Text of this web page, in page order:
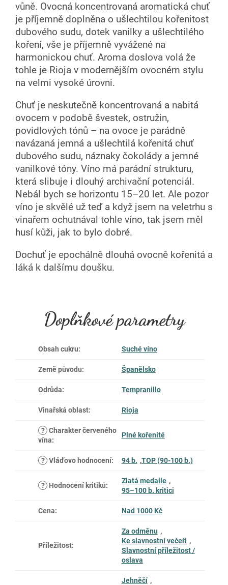
vůně. Ovocná koncentrovaná aromatická chuť
je příjemně doplněna o ušlechtilou kořenitost
dubového sudu, dotek vanilky a ušlechtilého
koření, vše je příjemně vyvážené na
harmonickou chuť. Aroma doslova volá že
tohle je Rioja v modernějším ovocném stylu
na velmi vysoké úrovni.
Chuť je neskutečně koncentrovaná a nabitá
ovocem v podobě švestek, ostružin,
povidlových tónů – na ovoce je parádně
navázaná jemná a ušlechtilá kořenitá chuť
dubového sudu, náznaky čokolády a jemné
vanilkové tóny. Víno má parádní strukturu,
která slibuje i dlouhý archivační potenciál.
Nebál bych se horizontu 15–20 let. Ale pozor
víno je skvělé už teď a když jsem na veletrhu s
vinařem ochutnával tohle víno, tak jsem měl
husí kůži, jak to bylo dobré.
Dochuť je epochálně dlouhá ovocně kořenitá a
láká k dalšímu doušku.
Doplňkové parametry
Obsah cukru: Suché víno
Země původu: Španělsko
Odrůda: Tempranillo
Vinařská oblast: Rioja
? Charakter červeného
vína:
Plné kořenité
? Vláďovo hodnocení: 94 b. ,TOP (90-100 b.)
? Hodnocení kritiků:
Zlatá medaile ,
95–100 b. kritici
Cena: Nad 1000 Kč
Příležitost:
Za odměnu ,
Ke slavnostní večeři ,
Slavnostní příležitost /
oslava
Jehněčí ,